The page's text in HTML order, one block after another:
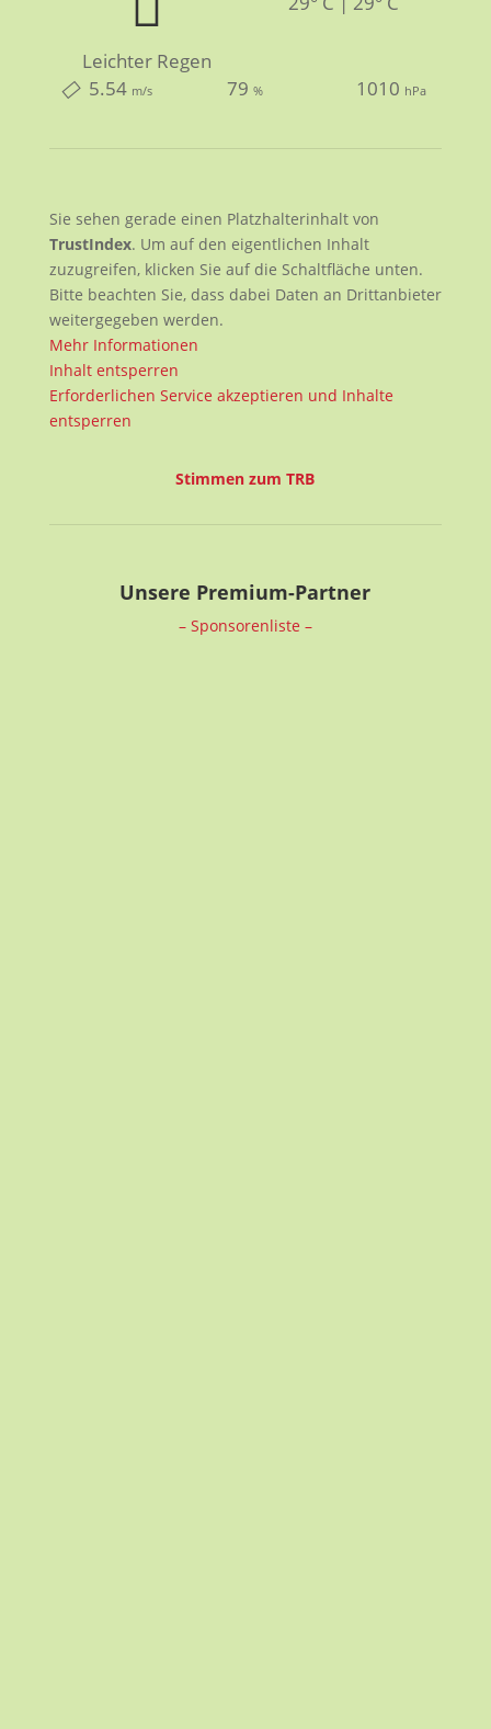
Leichter Regen
5.54 m/s 79% 1010 hPa
Sie sehen gerade einen Platzhalterinhalt von
TrustIndex. Um auf den eigentlichen Inhalt
zuzugreifen, klicken Sie auf die Schaltfläche unten.
Bitte beachten Sie, dass dabei Daten an Drittanbieter
weitergegeben werden.
Mehr Informationen
Inhalt entsperren
Erforderlichen Service akzeptieren und Inhalte
entsperren
Stimmen zum TRB
Unsere Premium-Partner
– Sponsorenliste –